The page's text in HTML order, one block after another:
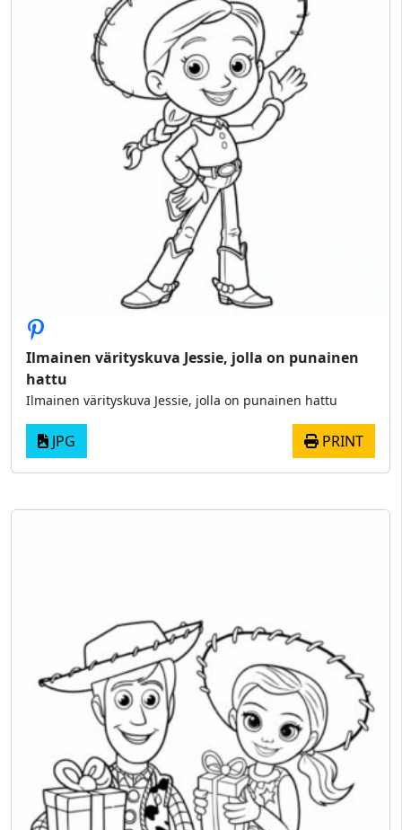
Ilmainen värityskuva Jessie, jolla on punainen
hattu
Ilmainen värityskuva Jessie, jolla on punainen hattu
JPG PRINT